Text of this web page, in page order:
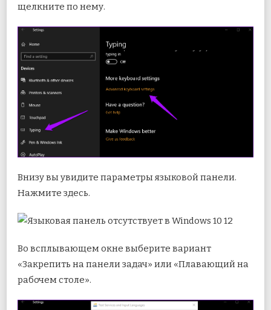
щелкните по нему.
Внизу вы увидите параметры языковой панели.
Нажмите здесь.
Во всплывающем окне выберите вариант
«Закрепить на панели задач» или «Плавающий на
рабочем столе».